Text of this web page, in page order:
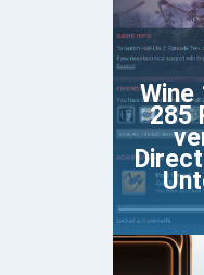
Wine
285